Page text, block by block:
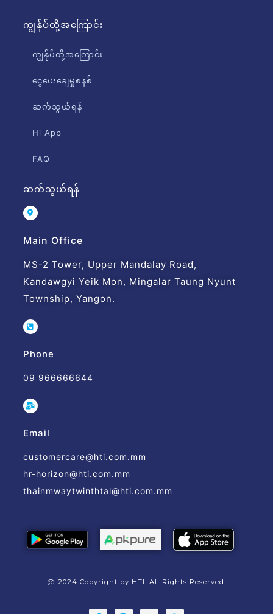
ကျွန်ုပ်တို့အကြောင်း
ကျွန်ုပ်တို့အကြောင်း
ငွေပေးချေမှုစနစ်
ဆက်သွယ်ရန်
Hi App
FAQ
ဆက်သွယ်ရန်
Main Office
MS-2 Tower, Upper Mandalay Road,
Kandawgyi Yeik Mon, Mingalar Taung Nyunt
Township, Yangon.
Phone
09 966666644
Email
customercare@hti.com.mm
hr-horizon@hti.com.mm
thainmwaytwinthtal@hti.com.mm
@ 2024 Copyright by HTI. All Rights Reserved.